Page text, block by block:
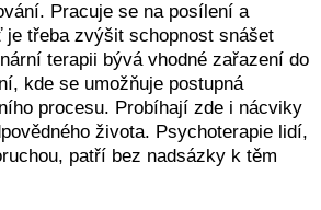
Pracuje se na posílení a
třeba zvýšit schopnost snášet
terapii bývá vhodné zařazení do
kde se umožňuje postupná
procesu. Probíhají zde i nácviky
života. Psychoterapie lidí,
patří bez nadsázky k těm